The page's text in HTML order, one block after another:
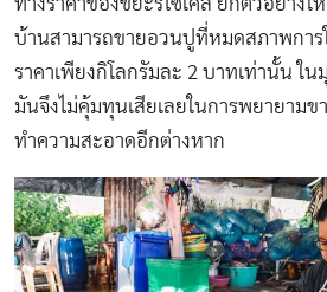
บ้านสามารถขายอวนปูที่หมดสภาพการใ
ราคาเพียงกิโลกรัมละ 2 บาทเท่านั้น ใ
มันจึงไม่คุ้มทุนเสียเลยในการพยายามข
ทำความสะอาดอีกต่างหาก